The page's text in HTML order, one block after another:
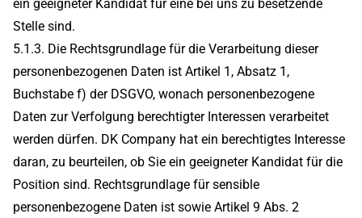
ein geeigneter Kandidat für eine bei uns zu besetzende
Stelle sind.
5.1.3. Die Rechtsgrundlage für die Verarbeitung dieser
personenbezogenen Daten ist Artikel 1, Absatz 1,
Buchstabe f) der DSGVO, wonach personenbezogene
Daten zur Verfolgung berechtigter Interessen verarbeitet
werden dürfen. DK Company hat ein berechtigtes Interesse
daran, zu beurteilen, ob Sie ein geeigneter Kandidat für die
Position sind. Rechtsgrundlage für sensible
personenbezogene Daten ist sowie Artikel 9 Abs. 2